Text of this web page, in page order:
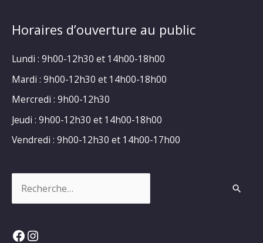
Horaires d’ouverture au public
Lundi : 9h00-12h30 et 14h00-18h00
Mardi : 9h00-12h30 et 14h00-18h00
Mercredi : 9h00-12h30
Jeudi : 9h00-12h30 et 14h00-18h00
Vendredi : 9h00-12h30 et 14h00-17h00
Facebook
Instagram